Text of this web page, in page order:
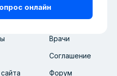
Врачи
Соглашение
Форум
онлайн